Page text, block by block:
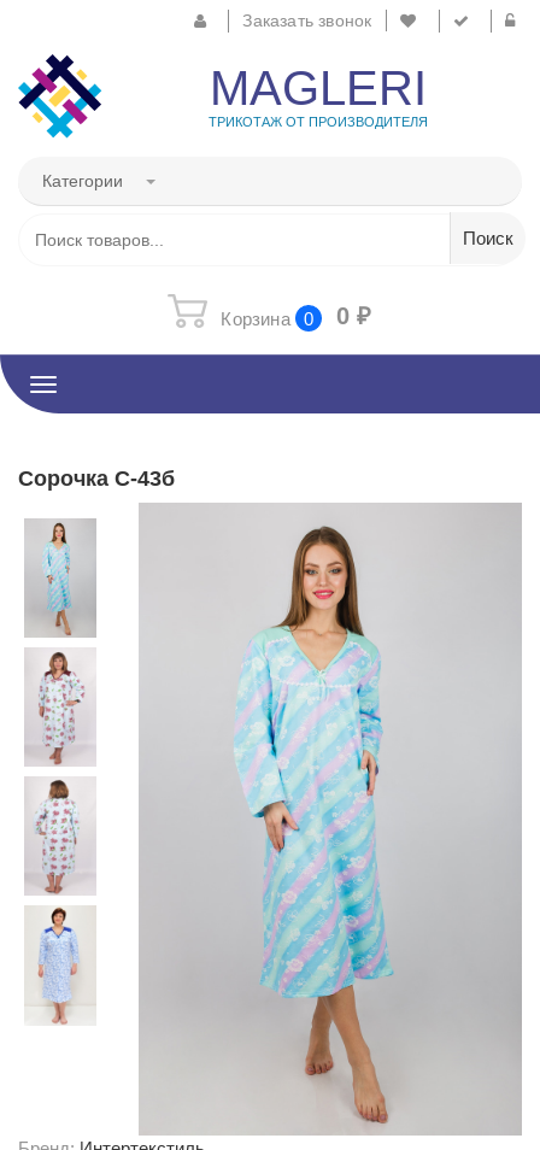
Заказать звонок
MAGLERI
ТРИКОТАЖ ОТ ПРОИЗВОДИТЕЛЯ
Категории
Корзина 0 0₽
Toggle
navigation
Сорочка С-43б